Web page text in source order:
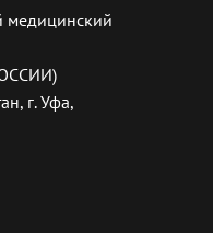
медицинский
г. Уфа,